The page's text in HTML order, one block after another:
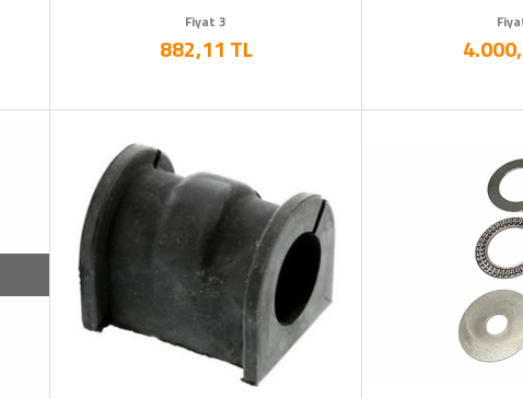
Fiyat 3
882,11 TL